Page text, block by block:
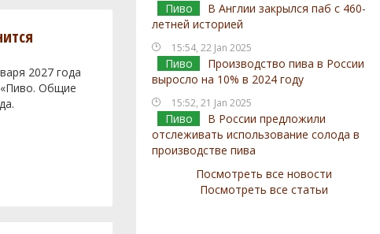
Пиво
В Англии закрылся паб с 460-
летней историей
15:54, 22 Jan 2025
Пиво
Производство пива в России
выросло на 10% в 2024 году
15:52, 21 Jan 2025
Пиво
В России предложили
отслеживать использование солода в
производстве пива
Посмотреть все новости
Посмотреть все статьи
2027 года
Общие